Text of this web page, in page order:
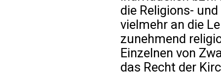
die Religions-
vielmehr an die
zunehmend
Einzelnen von
das Recht der